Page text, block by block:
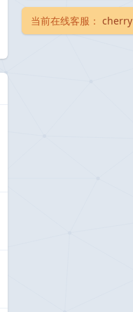
当前在线客服： cherry